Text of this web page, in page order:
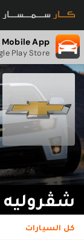
Mobile App
Play Store.
كل السيارات